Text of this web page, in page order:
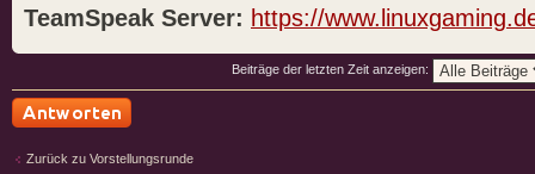
TeamSpeak Server: https://
Beiträge der letzten Zeit anzeigen:
Zurück zu Vorstellungsrunde